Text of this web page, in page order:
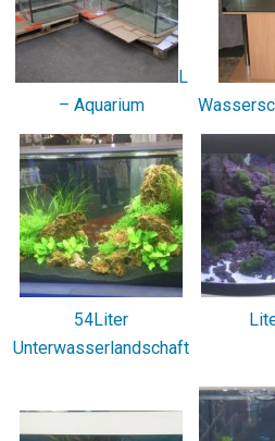
L
– Aquarium
54Liter
Unterwasserlandschaft